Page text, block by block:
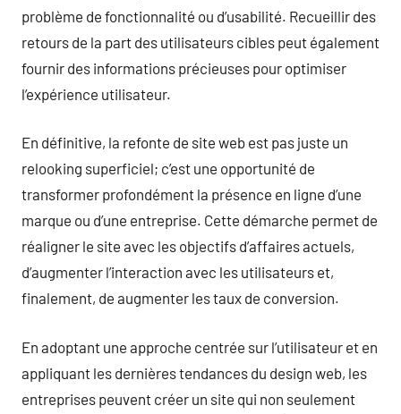
problème de fonctionnalité ou d’usabilité. Recueillir des
retours de la part des utilisateurs cibles peut également
fournir des informations précieuses pour optimiser
l’expérience utilisateur.
En définitive, la refonte de site web est pas juste un
relooking superficiel; c’est une opportunité de
transformer profondément la présence en ligne d’une
marque ou d’une entreprise. Cette démarche permet de
réaligner le site avec les objectifs d’affaires actuels,
d’augmenter l’interaction avec les utilisateurs et,
finalement, de augmenter les taux de conversion.
En adoptant une approche centrée sur l’utilisateur et en
appliquant les dernières tendances du design web, les
entreprises peuvent créer un site qui non seulement